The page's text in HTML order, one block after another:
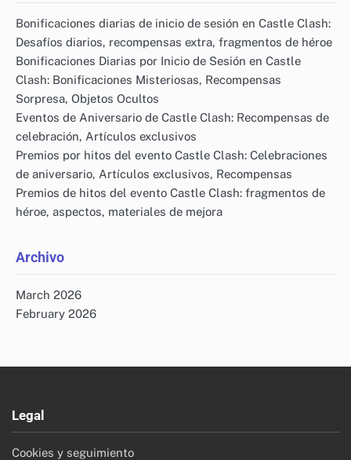
Bonificaciones diarias de inicio de sesión en Castle Clash:
Desafíos diarios, recompensas extra, fragmentos de héroe
Bonificaciones Diarias por Inicio de Sesión en Castle
Clash: Bonificaciones Misteriosas, Recompensas
Sorpresa, Objetos Ocultos
Eventos de Aniversario de Castle Clash: Recompensas de
celebración, Artículos exclusivos
Premios por hitos del evento Castle Clash: Celebraciones
de aniversario, Artículos exclusivos, Recompensas
Premios de hitos del evento Castle Clash: fragmentos de
héroe, aspectos, materiales de mejora
Archivo
March 2026
February 2026
Legal
Cookies y seguimiento